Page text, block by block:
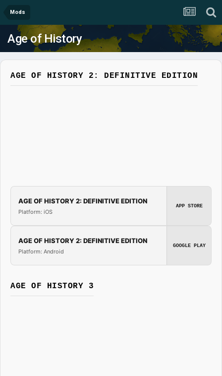
Mods
Age of History
AGE OF HISTORY 2: DEFINITIVE EDITION
AGE OF HISTORY 2: DEFINITIVE EDITION
Platform: iOS
APP STORE
AGE OF HISTORY 2: DEFINITIVE EDITION
Platform: Android
GOOGLE PLAY
AGE OF HISTORY 3